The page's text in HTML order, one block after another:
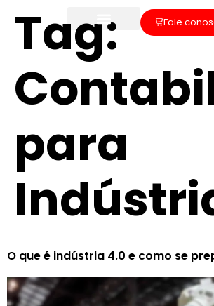
Fale
Tag:
para
O que é indústria 4.0 e como se